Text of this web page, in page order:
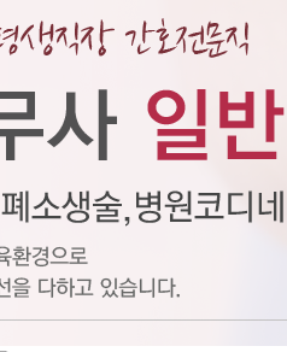
취득과정 수강생 모집